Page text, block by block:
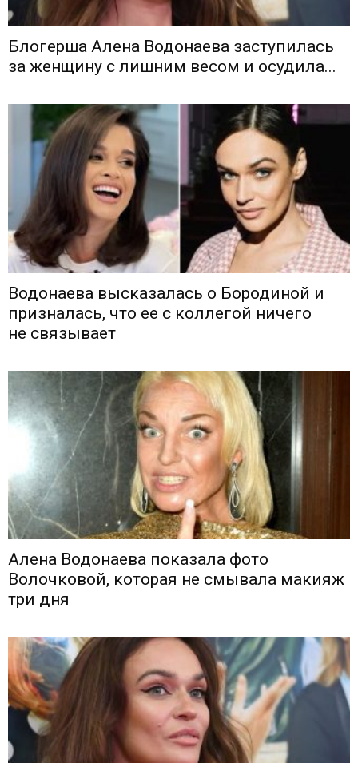
Блогерша Алена Водонаева заступилась
за женщину с лишним весом и осудила...
Водонаева высказалась о Бородиной и
призналась, что ее с коллегой ничего
не связывает
Алена Водонаева показала фото
Волочковой, которая не смывала макияж
три дня